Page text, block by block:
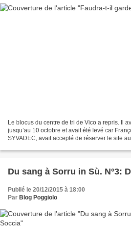
Le blocus du centre de tri de Vico a repris. Il
jusqu’au 10 octobre et avait été levé car
SYVADEC, avait accepté de réserver le site
Du sang à Sorru in Sù. N°3:
Publié le 20/12/2015 à 18:00
Par Blog Poggiolo